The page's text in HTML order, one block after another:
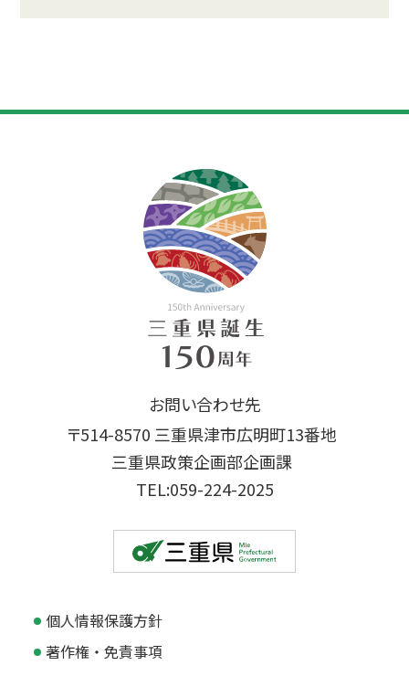
お問い合わせ先
〒514-8570 三重県津市広明町13番地
三重県政策企画部企画課
TEL:059-224-2025
個人情報保護方針
著作権・免責事項